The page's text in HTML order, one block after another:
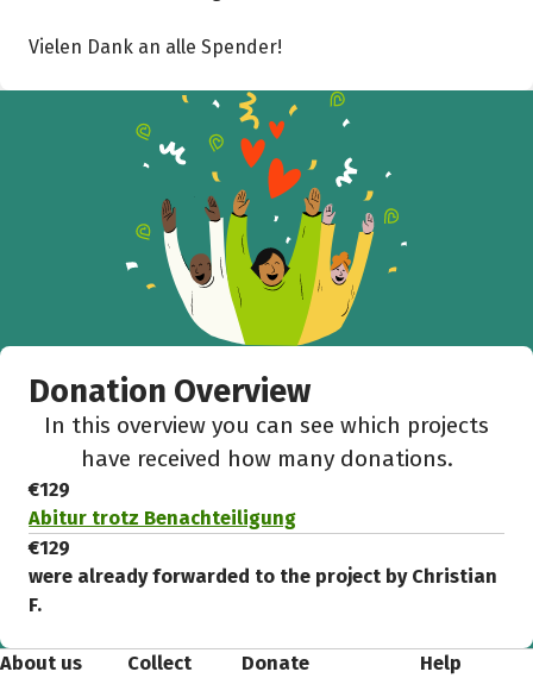
Vielen Dank an alle Spender!
Donation Overview
In this overview you can see which projects
have received how many donations.
€129
Abitur trotz Benachteiligung
€129
were already forwarded to the project by Christian
F.
About us
Collect
Donate Help